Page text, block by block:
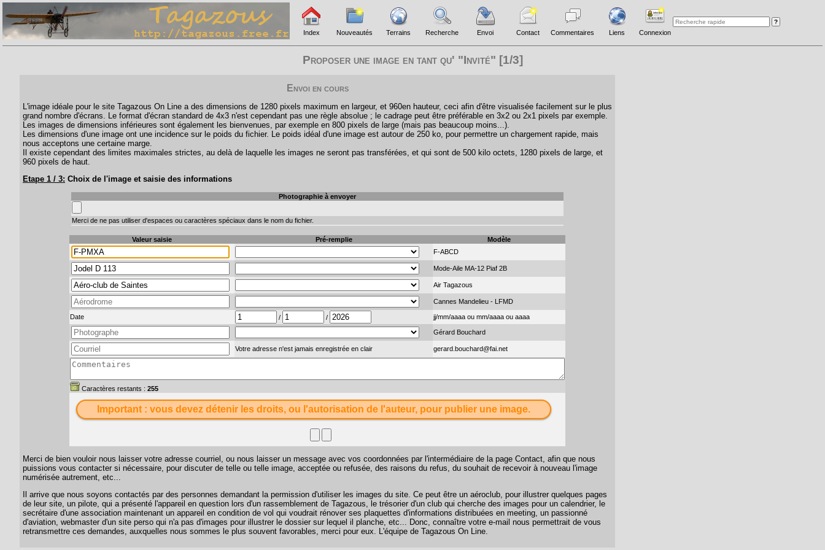
Index Nouveautés Terrains Recherche Envoi Contact Commentaires Liens Connexion
Proposer une image en tant qu' "Invité" [1/3]
Envoi en cours
L'image idéale pour le site Tagazous On Line a des dimensions de 1280 pixels maximum en largeur, et 960en hauteur, ceci afin d'être visualisée facilement sur le plus
grand nombre d'écrans. Le format d'écran standard de 4x3 n'est cependant pas une règle absolue ; le cadrage peut être préférable en 3x2 ou 2x1 pixels par exemple.
Les images de dimensions inférieures sont également les bienvenues, par exemple en 800 pixels de large (mais pas beaucoup moins...).
Les dimensions d'une image ont une incidence sur le poids du fichier. Le poids idéal d'une image est autour de 250 ko, pour permettre un chargement rapide, mais
nous acceptons une certaine marge.
Il existe cependant des limites maximales strictes, au delà de laquelle les images ne seront pas transférées, et qui sont de 500 kilo octets, 1280 pixels de large, et
960 pixels de haut.
Etape 1 / 3: Choix de l'image et saisie des informations
Photographie à envoyer
Merci de ne pas utiliser d'espaces ou caractères spéciaux dans le nom du fichier.
Valeur saisie Pré-remplie
Modèle
F-ABCD
Mode-Aile MA-12 Piaf 2B
Air Tagazous
Cannes Mandelieu - LFMD
Date / / jj/mm/aaaa ou mm/aaaa ou aaaa
Gérard Bouchard
Votre adresse n'est jamais enregistrée en clair gerard.bouchard@fai.net
Caractères restants : 255
Important : vous devez détenir les droits, ou l'autorisation de l'auteur, pour publier une image.
Merci de bien vouloir nous laisser votre adresse courriel, ou nous laisser un message avec vos coordonnées par l'intermédiaire de la page Contact , afin que nous
puissions vous contacter si nécessaire, pour discuter de telle ou telle image, acceptée ou refusée, des raisons du refus, du souhait de recevoir à nouveau l'image
numérisée autrement, etc...
Il arrive que nous soyons contactés par des personnes demandant la permission d'utiliser les images du site. Ce peut être un aéroclub, pour illustrer quelques pages
de leur site, un pilote, qui a présenté l'appareil en question lors d'un rassemblement de Tagazous, le trésorier d'un club qui cherche des images pour un calendrier, le
secrétaire d'une association maintenant un appareil en condition de vol qui voudrait rénover ses plaquettes d'informations distribuées en meeting, un passionné
d'aviation, webmaster d'un site perso qui n'a pas d'images pour illustrer le dossier sur lequel il planche, etc... Donc, connaître votre e-mail nous permettrait de vous
retransmettre ces demandes, auxquelles nous sommes le plus souvent favorables, merci pour eux. L'équipe de Tagazous On Line.